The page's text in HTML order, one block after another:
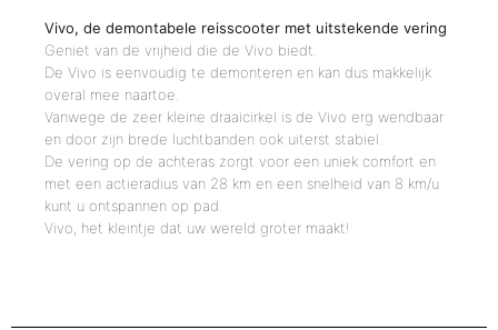
Vivo, de demontabele reisscooter met uitstekende vering
Geniet van de vrijheid die de Vivo biedt.
De Vivo is eenvoudig te demonteren en kan dus makkelijk
overal mee naartoe.
Vanwege de zeer kleine draaicirkel is de Vivo erg wendbaar
en door zijn brede luchtbanden ook uiterst stabiel.
De vering op de achteras zorgt voor een uniek comfort en
met een actieradius van 28 km en een snelheid van 8 km/u
kunt u ontspannen op pad.
Vivo, het kleintje dat uw wereld groter maakt!